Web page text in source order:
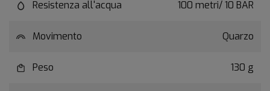
Resistenza all'acqua 100 metri/ 10 BAR
Movimento Quarzo
Peso 130 g